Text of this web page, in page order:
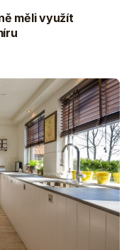
měli využít